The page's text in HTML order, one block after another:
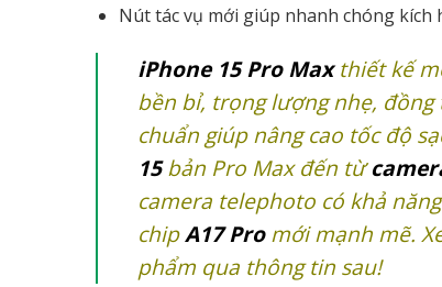
Nút tác vụ mới giúp nhanh chóng
iPhone 15 Pro Maxthiết kế
bền bỉ, trọng lượng nhẹ,
chuẩn giúp nâng cao tốc độ
15bản Pro Max đến từ
camera telephoto có khả
chipA17 Promới mạnh mẽ.
phẩm qua thông tin sau!